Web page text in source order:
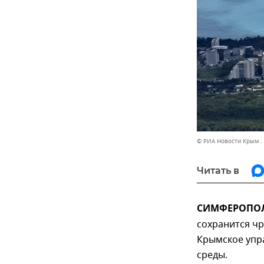
© РИА Новости Крым .
Читать в
сохранится
Крымское
среды.